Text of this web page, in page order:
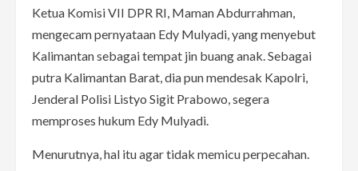
Ketua Komisi VII DPR RI, Maman Abdurrahman,
mengecam pernyataan Edy Mulyadi, yang menyebut
Kalimantan sebagai tempat jin buang anak. Sebagai
putra Kalimantan Barat, dia pun mendesak Kapolri,
Jenderal Polisi Listyo Sigit Prabowo, segera
memproses hukum Edy Mulyadi.
Menurutnya, hal itu agar tidak memicu perpecahan.